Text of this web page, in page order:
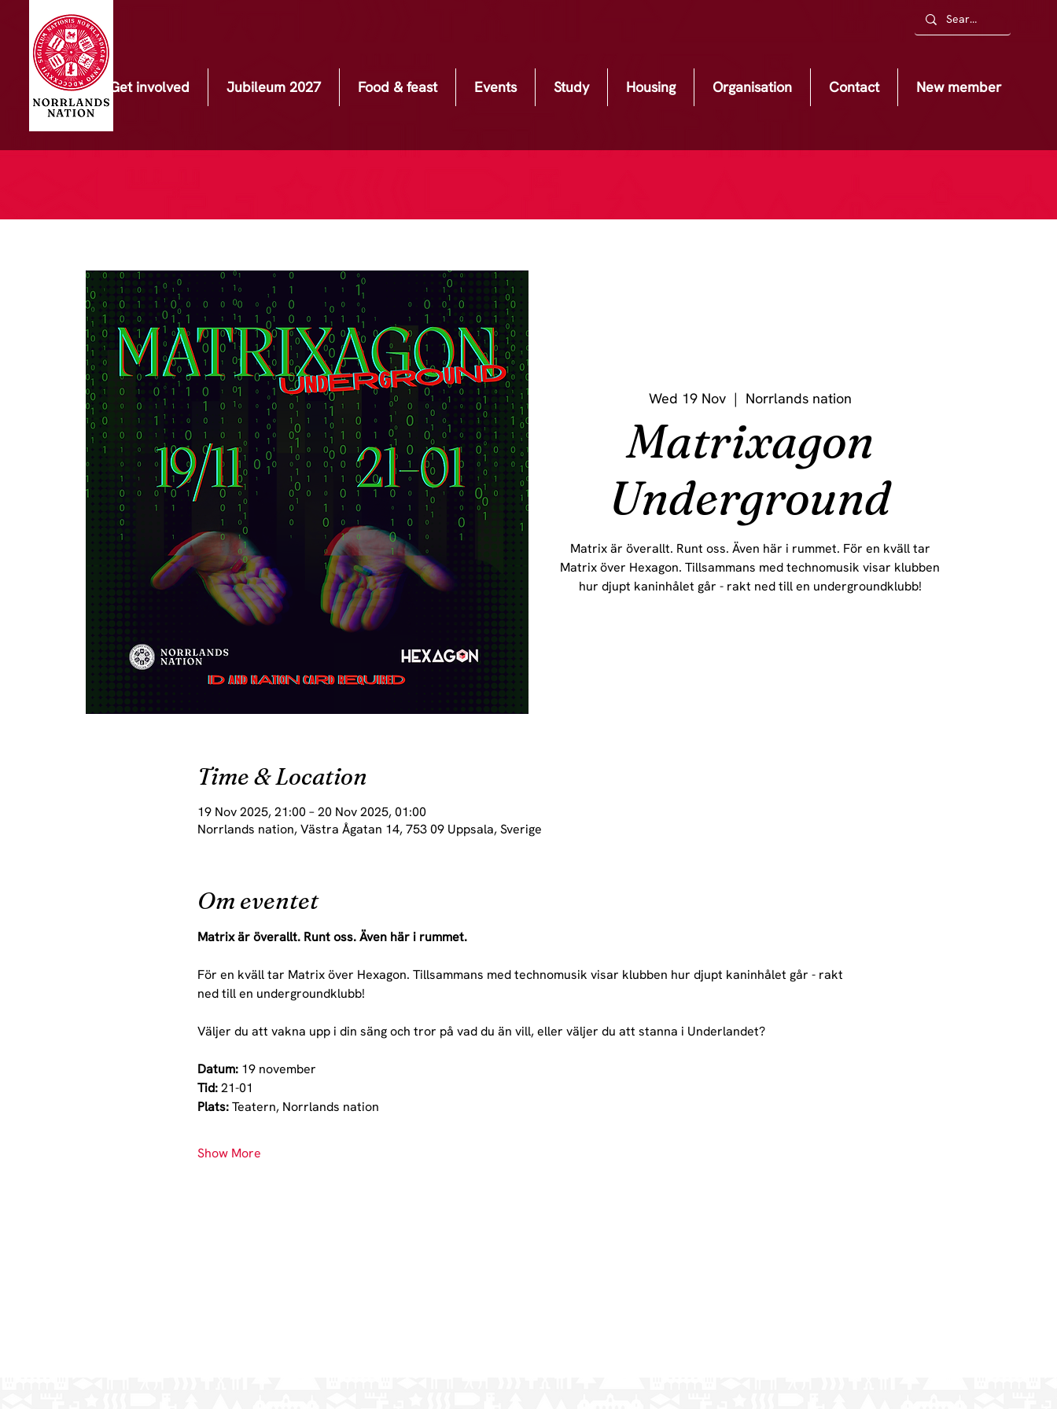
Get involved Jubileum 2027 Food & feast Events Study Housing Organisation Contact New member
Wed 19 Nov
  |
Norrlands nation
Matrixagon
Underground
Matrix är överallt. Runt oss. Även här i rummet. För en kväll tar
Matrix över Hexagon. Tillsammans med technomusik visar klubben
hur djupt kaninhålet går - rakt ned till en undergroundklubb!
Time & Location
19 Nov 2025, 21:00 – 20 Nov 2025, 01:00
Norrlands nation, Västra Ågatan 14, 753 09 Uppsala, Sverige
Om eventet
Matrix är överallt. Runt oss. Även här i rummet.
För en kväll tar Matrix över Hexagon. Tillsammans med technomusik visar klubben hur djupt kaninhålet går - rakt
ned till en undergroundklubb!
Väljer du att vakna upp i din säng och tror på vad du än vill, eller väljer du att stanna i Underlandet?
Datum: 19 november
Tid: 21-01
Plats: Teatern, Norrlands nation
Show More